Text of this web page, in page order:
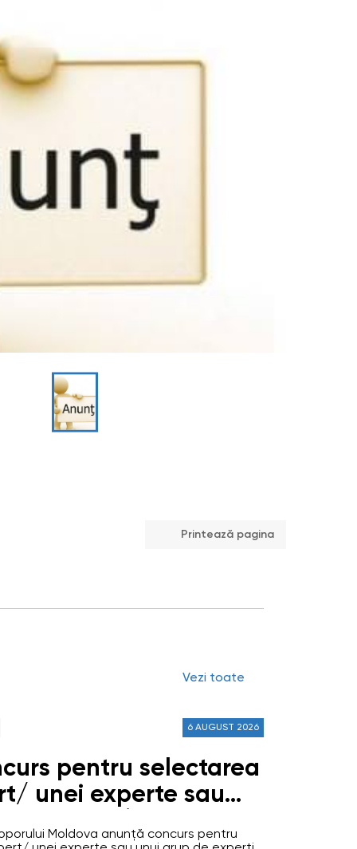
Printează pagina
Vezi toate
6 AUGUST 2026
pentru selectarea
unei experte sau
experți/ experte
Moldova anunță concurs pentru